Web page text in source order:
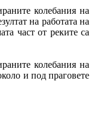
колебания на
на работата на
част от реките са
колебания на
и под праговете